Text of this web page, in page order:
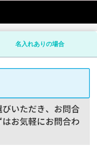
名入れありの場合